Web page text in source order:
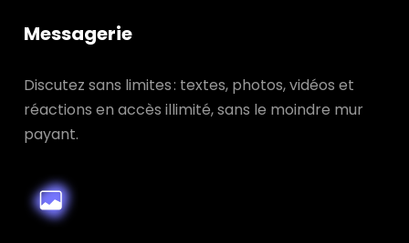
Messagerie
Discutez sans limites : textes, photos, vidéos et
réactions en accès illimité, sans le moindre mur
payant.